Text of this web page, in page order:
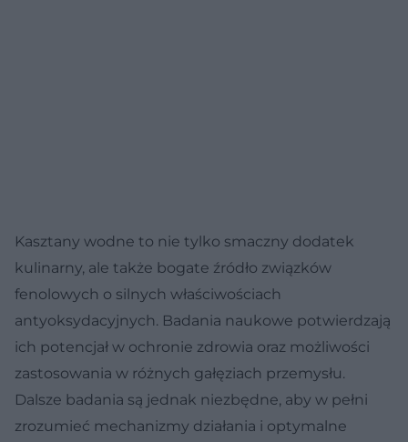
Kasztany wodne to nie tylko smaczny dodatek
kulinarny, ale także bogate źródło związków
fenolowych o silnych właściwościach
antyoksydacyjnych. Badania naukowe potwierdzają
ich potencjał w ochronie zdrowia oraz możliwości
zastosowania w różnych gałęziach przemysłu.
Dalsze badania są jednak niezbędne, aby w pełni
zrozumieć mechanizmy działania i optymalne